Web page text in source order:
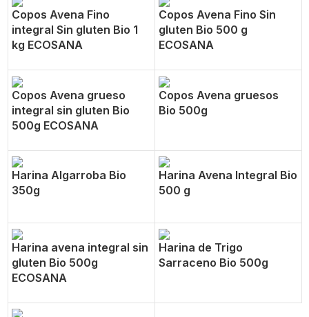
Copos Avena Fino
integral Sin gluten Bio 1
kg ECOSANA
Copos Avena Fino Sin
gluten Bio 500 g
ECOSANA
Copos Avena grueso
integral sin gluten Bio
500g ECOSANA
Copos Avena gruesos
Bio 500g
Harina Algarroba Bio
350g
Harina Avena Integral Bio
500 g
Harina avena integral sin
gluten Bio 500g
ECOSANA
Harina de Trigo
Sarraceno Bio 500g